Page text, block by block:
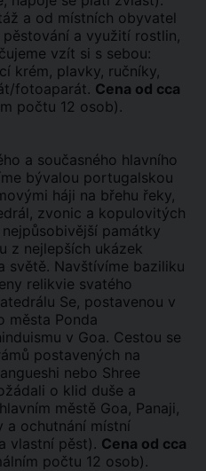
a od místních obyvatel
a využití rostlin,
vzít si s sebou:
krém, plavky, ručníky,
fotoaparát. Cena od cca
počtu 12 osob).
a současného hlavního
bývalou portugalskou
háji na břehu řeky,
zvonic a kopulovitých
památky
z nejlepších ukázek
světě. Navštívíme baziliku
relikvie svatého
Se, postavenou v
města Ponda
v Goa. Cestou se
postavených na
nebo Shree
o klid duše a
městě Goa, Panaji,
a ochutnání místní
vlastní pěst). Cena od cca
počtu 12 osob).